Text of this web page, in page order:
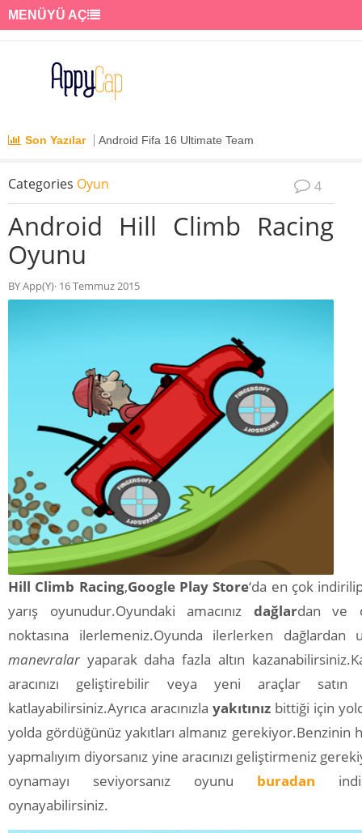
MENÜYÜ AÇ
Son Yazılar Android Fifa 16 Ultimate Team
Categories Oyun 4
Android Hill Climb Racing
Oyunu
BY App(Y)· 16 Temmuz 2015
Hill Climb Racing,Google Play Store‘da en çok
yarış oyunudur.Oyundaki amacınız dağlardan ve
noktasına ilerlemeniz.Oyunda ilerlerken dağlardan
manevralar yaparak daha fazla altın
aracınızı geliştirebilir veya yeni araçlar satın
katlayabilirsiniz.Ayrıca aracınızla yakıtınız bittiği için
yolda gördüğünüz yakıtları almanız
yapmalıyım diyorsanız yine aracınızı geliştirmeniz
oynamayı seviyorsanız oyunu buradan
oynayabilirsiniz.